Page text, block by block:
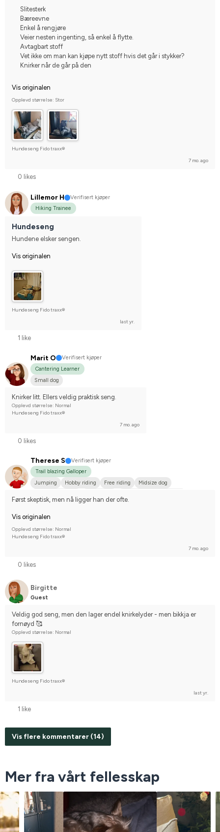
Slitesterk
Bæreevne
Enkel å rengjøre
Veier nesten ingenting, så enkel å flytte.
Avtagbart stoff
Vet ikke om man kan kjøpe nytt stoff hvis det går i stykker?
Knirker når de går på den
Vis originalen
Opplevd størrelse: Stor
Hundeseng Fido traxx®
7 mo. ago
0 likes
Lillemor H
Verifisert kjøper
Hiking Trainee
Hundeseng
Hundene elsker sengen.
Vis originalen
Hundeseng Fido traxx®
last yr.
1 like
Marit O
Verifisert kjøper
Cantering Learner
Small dog
Knirker litt. Ellers veldig praktisk seng.
Opplevd størrelse: Normal
Hundeseng Fido traxx®
7 mo. ago
0 likes
Therese S
Verifisert kjøper
Trail blazing Galloper
Jumping
Hobby riding Free riding
Midsize dog
Først skeptisk, men nå ligger han der ofte.
Vis originalen
Opplevd størrelse: Normal
Hundeseng Fido traxx®
7 mo. ago
0 likes
Birgitte
Guest
Veldig god seng, men den lager endel knirkelyder - men bikkja er
fornøyd 🥰
Opplevd størrelse: Normal
Hundeseng Fido traxx®
last yr.
1 like
Vis flere kommentarer (14)
Mer fra vårt fellesskap